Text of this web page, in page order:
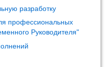
разработку
профессиональных
Руководителя"